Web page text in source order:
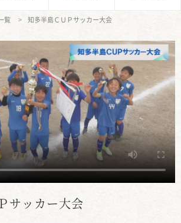
覧 知多半島ＣＵＰサッカー大会
サッカー大会